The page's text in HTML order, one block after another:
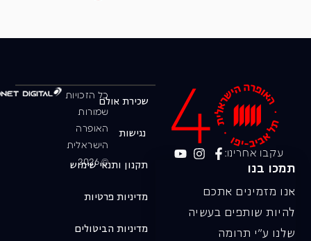
עקבו אחרינו:
תמכו בנו
אנו מזמינים אתכם
להיות שותפים בעשיה
שלנו ע"י תרומה
כל הזכויות
שמורות
האופרה
הישראלית
© 2026
שכירת אולם
נגישות
תקנון ותנאי שימוש
מדיניות פרטיות
מדיניות הביטולים